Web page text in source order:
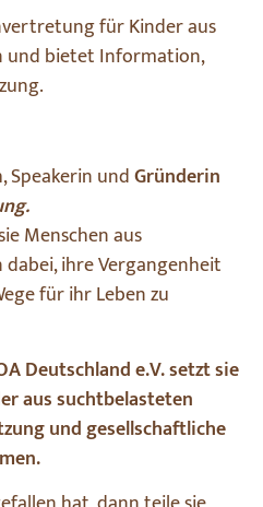
für Kinder aus
und bietet Information,
Speakerin undGründerin
Menschen aus
ihre Vergangenheit
für ihr Leben zu
Deutschland e.V.setzt sie
aus suchtbelasteten
und gesellschaftliche